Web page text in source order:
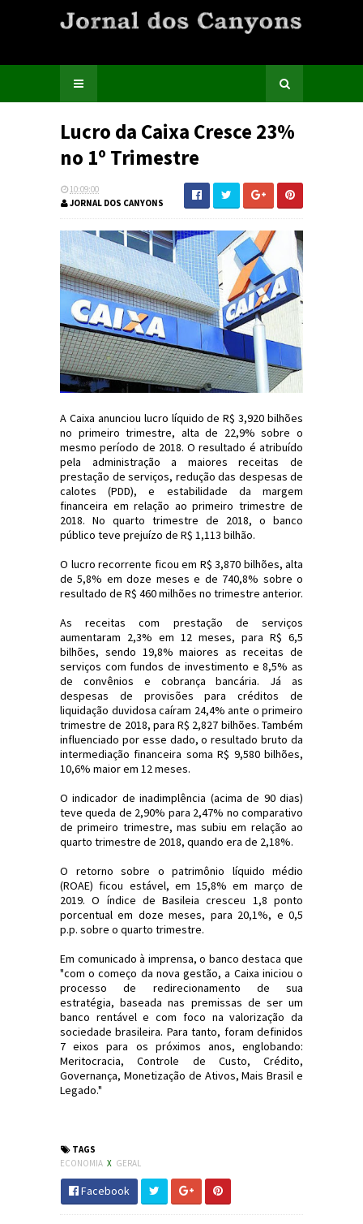
Lucro da Caixa Cresce 23%
no 1º Trimestre
10:09:00
JORNAL DOS CANYONS
A Caixa anunciou lucro líquido de R$ 3,920 bilhões
no primeiro trimestre, alta de 22,9% sobre o
mesmo período de 2018. O resultado é atribuído
pela administração a maiores receitas de
prestação de serviços, redução das despesas de
calotes (PDD), e estabilidade da margem
financeira em relação ao primeiro trimestre de
2018. No quarto trimestre de 2018, o banco
público teve prejuízo de R$ 1,113 bilhão.
O lucro recorrente ficou em R$ 3,870 bilhões, alta
de 5,8% em doze meses e de 740,8% sobre o
resultado de R$ 460 milhões no trimestre anterior.
As receitas com prestação de serviços
aumentaram 2,3% em 12 meses, para R$ 6,5
bilhões, sendo 19,8% maiores as receitas de
serviços com fundos de investimento e 8,5% as
de convênios e cobrança bancária. Já as
despesas de provisões para créditos de
liquidação duvidosa caíram 24,4% ante o primeiro
trimestre de 2018, para R$ 2,827 bilhões. Também
influenciado por esse dado, o resultado bruto da
intermediação financeira soma R$ 9,580 bilhões,
10,6% maior em 12 meses.
O indicador de inadimplência (acima de 90 dias)
teve queda de 2,90% para 2,47% no comparativo
de primeiro trimestre, mas subiu em relação ao
quarto trimestre de 2018, quando era de 2,18%.
O retorno sobre o patrimônio líquido médio
(ROAE) ficou estável, em 15,8% em março de
2019. O índice de Basileia cresceu 1,8 ponto
porcentual em doze meses, para 20,1%, e 0,5
p.p. sobre o quarto trimestre.
Em comunicado à imprensa, o banco destaca que
"com o começo da nova gestão, a Caixa iniciou o
processo de redirecionamento de sua
estratégia, baseada nas premissas de ser um
banco rentável e com foco na valorização da
sociedade brasileira. Para tanto, foram definidos
7 eixos para os próximos anos, englobando:
Meritocracia, Controle de Custo, Crédito,
Governança, Monetização de Ativos, Mais Brasil e
Legado."
TAGS
ECONOMIA X GERAL
Facebook